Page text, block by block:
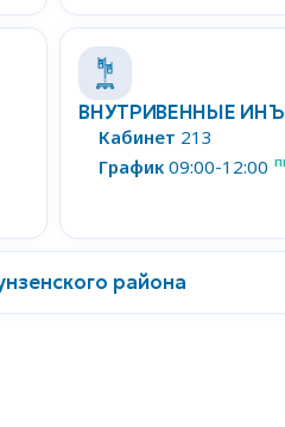
ВНУТРИВЕННЫЕ
Кабинет 213
График 09:00-12:00
района